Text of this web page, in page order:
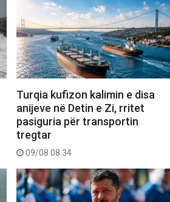
Turqia kufizon kalimin e disa
anijeve në Detin e Zi, rritet
pasiguria për transportin
tregtar
09/08 08:34